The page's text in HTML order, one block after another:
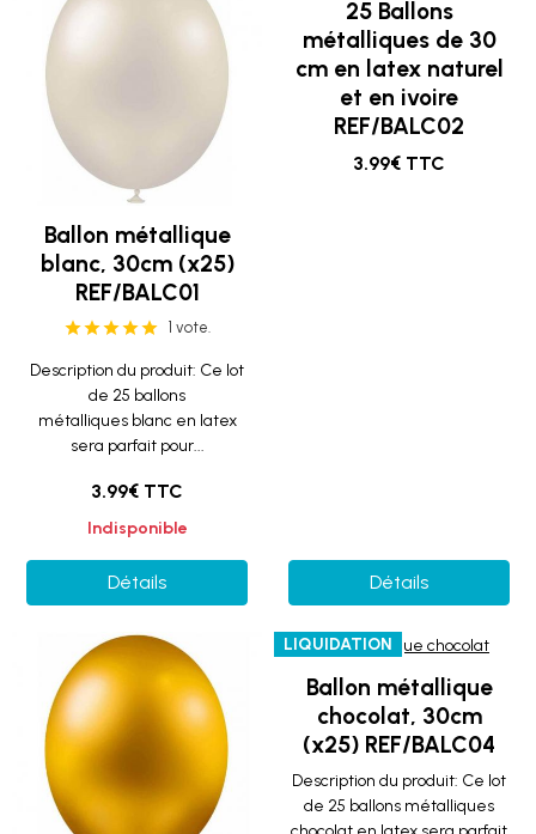
Ballon métallique
blanc, 30cm (x25)
REF/BALC01
1 vote.
Description du produit: Ce lot
de 25 ballons
métalliques blanc en latex
sera parfait pour...
3.99€ TTC
Indisponible
Détails
25 Ballons
métalliques de 30
cm en latex naturel
et en ivoire
REF/BALC02
3.99€ TTC
Détails
LIQUIDATION
Ballon métallique
chocolat, 30cm
(x25) REF/BALC04
Description du produit: Ce lot
de 25 ballons métalliques